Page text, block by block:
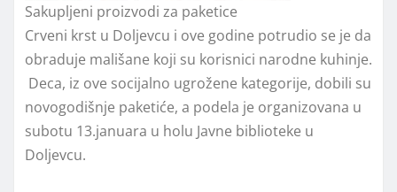
Sakupljeni proizvodi za paketice
Crveni krst u Doljevcu i ove godine potrudio se je da
obraduje mališane koji su korisnici narodne kuhinje.
Deca, iz ove socijalno ugrožene kategorije, dobili su
novogodišnje paketiće, a podela je organizovana u
subotu 13.januara u holu Javne biblioteke u
Doljevcu.